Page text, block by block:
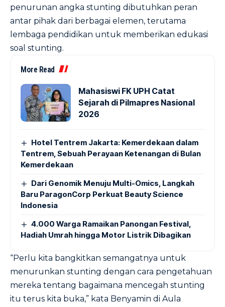
penurunan angka stunting dibutuhkan peran
antar pihak dari berbagai elemen, terutama
lembaga pendidikan untuk memberikan edukasi
soal stunting.
More Read
Mahasiswi FK UPH Catat
Sejarah di Pilmapres Nasional
2026
Hotel Tentrem Jakarta: Kemerdekaan dalam
Tentrem, Sebuah Perayaan Ketenangan di Bulan
Kemerdekaan
Dari Genomik Menuju Multi-Omics, Langkah
Baru ParagonCorp Perkuat Beauty Science
Indonesia
4.000 Warga Ramaikan Panongan Festival,
Hadiah Umrah hingga Motor Listrik Dibagikan
“Perlu kita bangkitkan semangatnya untuk
menurunkan stunting dengan cara pengetahuan
mereka tentang bagaimana mencegah stunting
itu terus kita buka,” kata Benyamin di Aula